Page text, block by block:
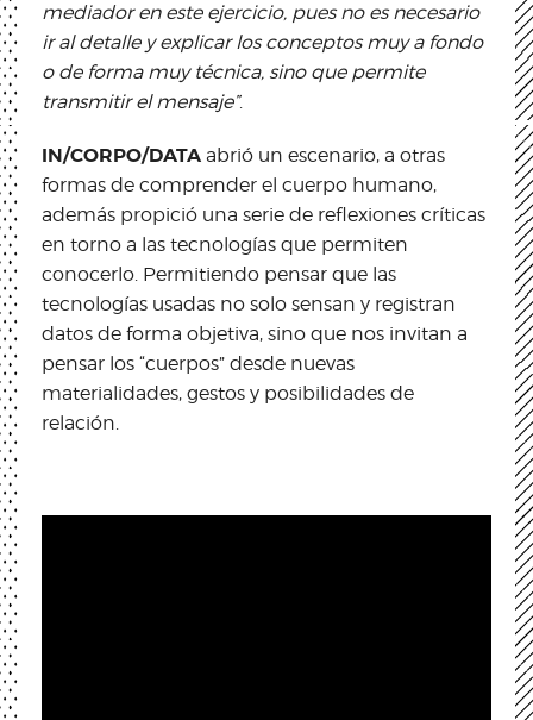
mediador en este ejercicio, pues no es necesario
ir al detalle y explicar los conceptos muy a fondo
o de forma muy técnica, sino que permite
transmitir el mensaje”.
IN/CORPO/DATA abrió un escenario, a otras
formas de comprender el cuerpo humano,
además propició una serie de reflexiones críticas
en torno a las tecnologías que permiten
conocerlo. Permitiendo pensar que las
tecnologías usadas no solo sensan y registran
datos de forma objetiva, sino que nos invitan a
pensar los “cuerpos” desde nuevas
materialidades, gestos y posibilidades de
relación.